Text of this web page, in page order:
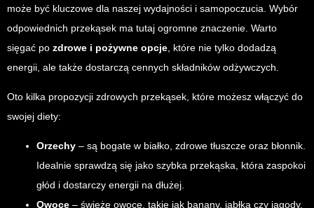
może być kluczowe dla naszej wydajności i samopoczucia. Wybór
odpowiednich przekąsek ma tutaj ogromne znaczenie. Warto
sięgać po zdrowe i pożywne opcje , które nie tylko dodadzą
energii, ale także dostarczą cennych składników odżywczych.
Oto kilka propozycji zdrowych przekąsek, które możesz włączyć do
swojej diety:
Orzechy – są bogate w białko, zdrowe tłuszcze oraz błonnik.
Idealnie sprawdzą się jako szybka przekąska, która zaspokoi
głód i dostarczy energii na dłużej.
Owoce – świeże owoce, takie jak banany, jabłka czy jagody,